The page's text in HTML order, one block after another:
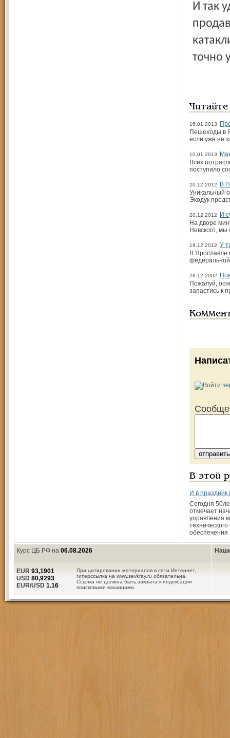
И так
точно
16.01.2013
Пешеходы в
если уже не
10.01.2013
Всех
поступило
20.12.2012
В
Уникальный
Экодук
20.12.2012
И
На дворе
Невского, мы
19.12.2012 У
В Ярославле
федеральной
28.12.2002
Пожалуй,
запастись к
В этой
И в праздник
Сегодня
отмечает
управления
обеспечения
Курс ЦБ РФ на 06.08.2026
При цитировании материалов в сети Интернет,
гиперссылка на www.sevkray.ru обязательна.
Ссылка не должна быть закрыта к индексации
поисковыми машинами.
EUR 93,1901
USD 80,9293
EUR/USD 1.16